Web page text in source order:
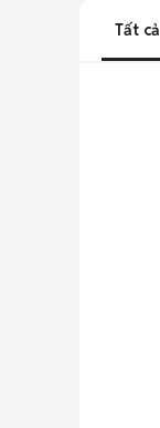
Tất cả